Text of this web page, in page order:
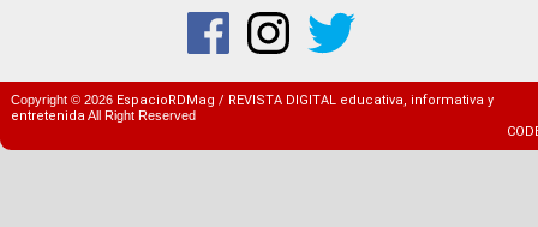
Copyright © 2026 EspacioRDMag / REVISTA DIGITAL educativa, informativa y
entretenidaAll Right Reserved